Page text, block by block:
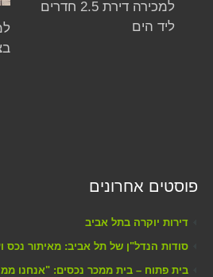
למכירה דירת 2.5 חדרים
ליד הים
פוסטים אחרונים
דירות יוקרה בתל אביב
סודות הנדל"ן של תל אביב: מאיתור נכס
בית פתוח – בית ממכר נכסים: "אנחנו